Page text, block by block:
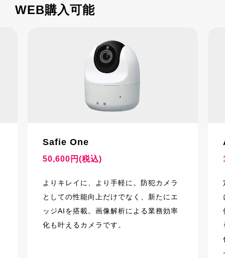
WEB購入可能
Safie One
50,600円(税込)
よりキレイに、より手軽に。防犯カメラ
としての性能向上だけでなく、新たにエ
ッジAIを搭載。画像解析による業務効率
化も叶えるカメラです。